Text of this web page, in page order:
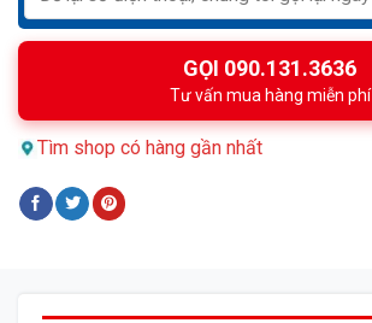
GỌI 090.131.3636
Tư vấn mua hàng miễn phí
Tìm shop có hàng gần nhất